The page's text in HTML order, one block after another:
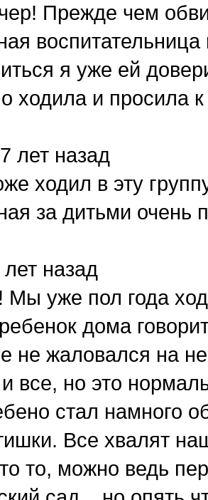
Прежде чем
я уже ей
ходила и просила
7 лет назад
ходил в эту
за дитьми очень
лет назад
Мы уже пол года
дома
не жаловался на
все, но это
стал намного
Все хвалят
то, можно ведь